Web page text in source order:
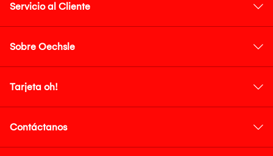
Servicio al Cliente
Sobre Oechsle
Tarjeta oh!
Contáctanos